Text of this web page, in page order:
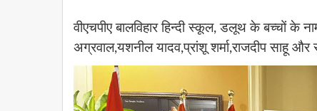
वीएचपीए बालविहार हिन्दी स्कूल, डलूथ के बच्चों के
अग्रवाल,यशनील यादव,प्रांशू शर्मा,राजदीप साहू और